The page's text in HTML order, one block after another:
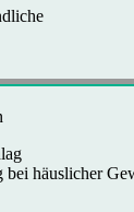
häuslicher